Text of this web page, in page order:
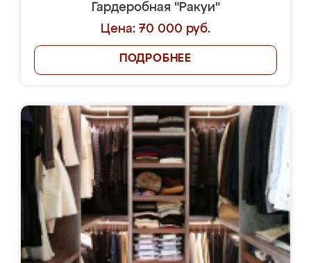
Гардеробная "Ракуи"
Цена: 70 000 руб.
ПОДРОБНЕЕ